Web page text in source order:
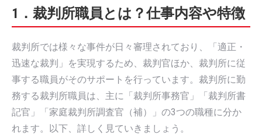
1．裁判所職員とは？仕事内容や特徴
裁判所では様々な事件が日々審理されており、「適正・
迅速な裁判」を実現するため、裁判官ほか、裁判所に従
事する職員がそのサポートを行っています。裁判所に勤
務する裁判所職員は、主に「裁判所事務官」「裁判所書
記官」「家庭裁判所調査官（補）」の3つの職種に分か
れます。以下、詳しく見ていきましょう。